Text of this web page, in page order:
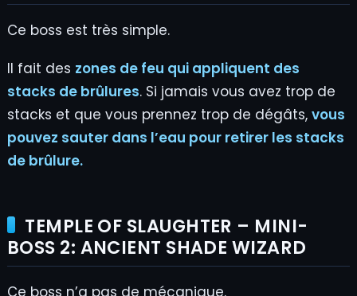
Ce boss est très simple.
Il fait des zones de feu qui appliquent des
stacks de brûlures. Si jamais vous avez trop de
stacks et que vous prennez trop de dégâts, vous
pouvez sauter dans l’eau pour retirer les stacks
de brûlure.
TEMPLE OF SLAUGHTER – MINI-
BOSS 2: ANCIENT SHADE WIZARD
Ce boss n’a pas de mécanique.